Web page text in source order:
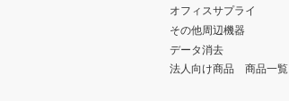
オフィスサプライ
その他周辺機器
データ消去
法人向け商品 商品一覧